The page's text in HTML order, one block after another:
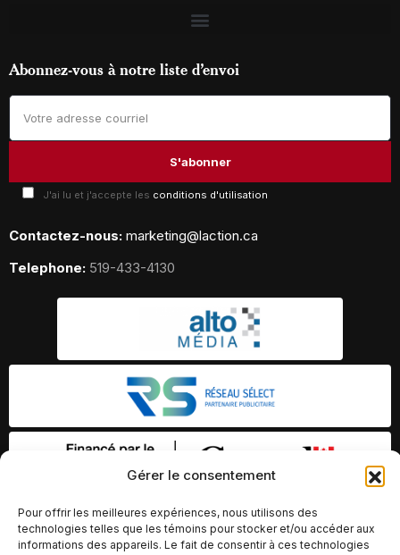
Gérer le consentement
Pour offrir les meilleures expériences, nous utilisons des
technologies telles que les témoins pour stocker et/ou accéder aux
informations des appareils. Le fait de consentir à ces technologies
Abonnez-vous à notre liste d’envoi
J'ai lu et j'accepte les conditions d'utilisation
Contactez-nous: marketing@laction.ca
Telephone: 519-433-4130